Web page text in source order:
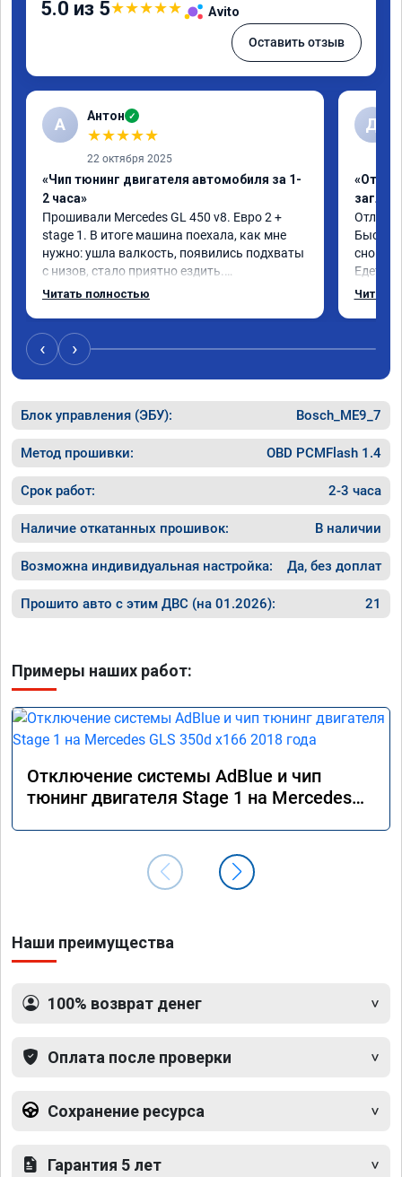
5.0 из 5★★★★★ Avito
Оставить отзыв
А Антон ✓
★★★★★
22 октября 2025
«Чип тюнинг двигателя автомобиля за 1-
2 часа»
Прошивали Mercedes GL 450 v8. Евро 2 +
stage 1. В итоге машина поехала, как мне
нужно: ушла валкость, появились подхваты
с низов, стало приятно ездить.
Одни из лучших трат, в авто! 🔥
Читать полностью
Д
Быстро
снова
Едет
Читать
‹ ›
Блок управления (ЭБУ): Bosch_ME9_7
Метод прошивки: OBD PCMFlash 1.4
Срок работ: 2-3 часа
Наличие откатанных прошивок: В наличии
Возможна индивидуальная настройка: Да, без доплат
Прошито авто с этим ДВС (на 01.2026): 21
Примеры наших работ:
Отключение системы AdBlue и чип
тюнинг двигателя Stage 1 на Mercedes
Наши преимущества
100% возврат денег
Оплата после проверки
Сохранение ресурса
Гарантия 5 лет